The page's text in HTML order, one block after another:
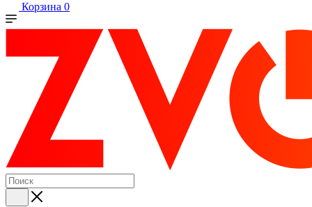
Корзина 0